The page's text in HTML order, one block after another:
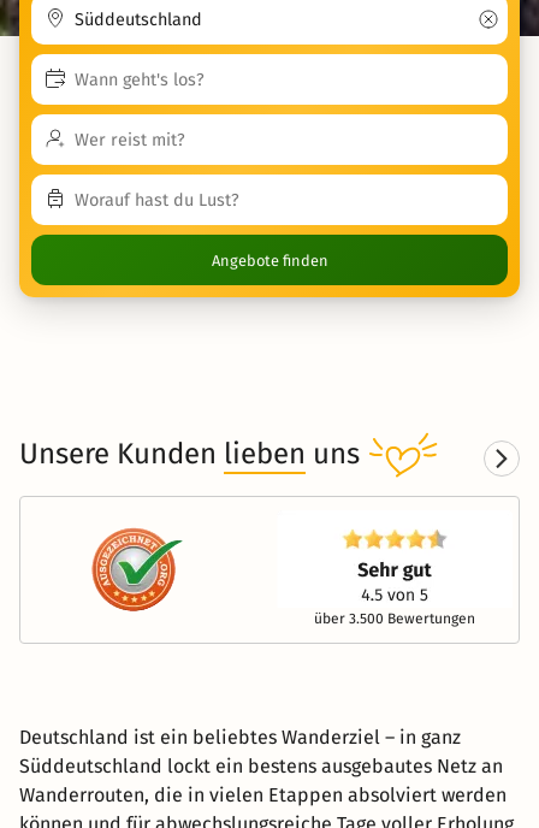
Angebote finden
Unsere Kunden lieben uns
über 3.500 Bewertungen
Deutschland ist ein beliebtes Wanderziel – in ganz
Süddeutschland lockt ein bestens ausgebautes Netz an
Wanderrouten, die in vielen Etappen absolviert werden